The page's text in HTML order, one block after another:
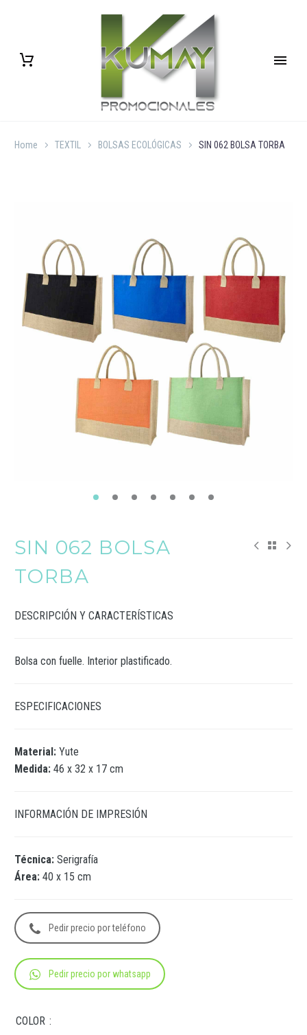
Home TEXTIL BOLSAS ECOLÓGICAS SIN 062 BOLSA TORBA
SIN 062 BOLSA
TORBA
DESCRIPCIÓN Y CARACTERÍSTICAS
Bolsa con fuelle. Interior plastificado.
ESPECIFICACIONES
Material: Yute
Medida: 46 x 32 x 17 cm
INFORMACIÓN DE IMPRESIÓN
Técnica: Serigrafía
Área: 40 x 15 cm
Pedir precio por teléfono
Pedir precio por whatsapp
COLOR